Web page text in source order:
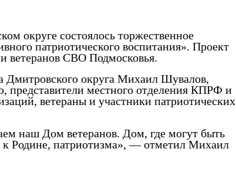
округе состоялось торжественное
патриотического воспитания». Проект
ветеранов СВО Подмосковья.
Дмитровского округа Михаил Шувалов,
местного отделения КПРФ и
ветераны и участники патриотических
наш Дом ветеранов. Дом, где могут быть
к Родине, патриотизма», — отметил Михаил